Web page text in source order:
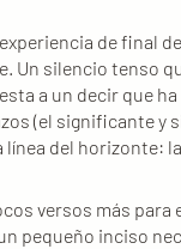
de final
Un silencio tenso
a un decir que
(el significante y
del horizonte:
versos más
pequeño inciso